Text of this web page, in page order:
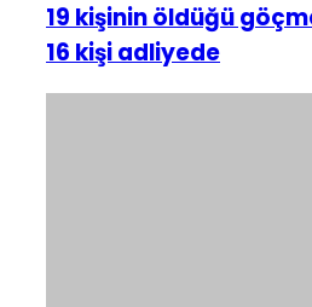
19 kişinin öldüğü
16 kişi adliyede